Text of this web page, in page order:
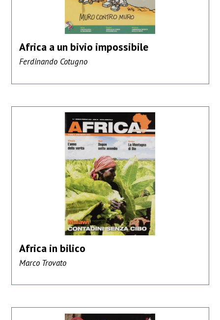
Africa a un bivio impossibile
Ferdinando Cotugno
Africa in bilico
Marco Trovato